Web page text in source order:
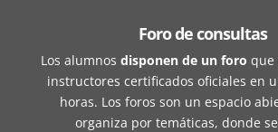
Foro de consultas
Los alumnos disponen de un foro que
instructores certificados oficiales en
horas. Los foros son un espacio
organiza por temáticas, donde